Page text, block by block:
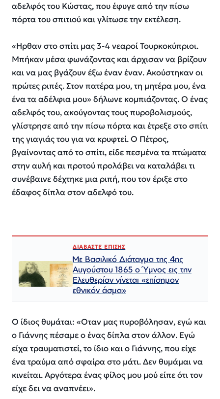
αδελφός του Κώστας, που έφυγε από την πίσω
πόρτα του σπιτιού και γλίτωσε την εκτέλεση.
«Ηρθαν στο σπίτι μας 3-4 νεαροί Τουρκοκύπριοι.
Μπήκαν μέσα φωνάζοντας και άρχισαν να βρίζουν
και να μας βγάζουν έξω έναν έναν. Ακούστηκαν οι
πρώτες ριπές. Στον πατέρα μου, τη μητέρα μου, ένα
ένα τα αδέλφια μου»δήλωνε κομπιάζοντας. Ο ένας
αδελφός του, ακούγοντας τους πυροβολισμούς,
γλίστρησε από την πίσω πόρτα και έτρεξε στο σπίτι
της γιαγιάς του για να κρυφτεί. Ο Πέτρος,
βγαίνοντας από το σπίτι, είδε πεσμένα τα πτώματα
στην αυλή και προτού προλάβει να καταλάβει τι
συνέβαινε δέχτηκε μια ριπή, που τον έριξε στο
έδαφος δίπλα στον αδελφό του.
ΔΙΑΒΑΣΤΕ ΕΠΙΣΗΣ
Με Βασιλικό Διάταγμα της 4ης
Αυγούστου 1865 ο Ύμνος εις την
Ελευθερίαν γίνεται «επίσημον
εθνικόν άσμα»
Ο ίδιος θυμάται: «Οταν μας πυροβόλησαν, εγώ και
ο Γιάννης πέσαμε ο ένας δίπλα στον άλλον. Εγώ
είχα τραυματιστεί, το ίδιο και ο Γιάννης, που είχε
ένα τραύμα από σφαίρα στο μάτι. Δεν θυμάμαι να
κινείται. Αργότερα ένας φίλος μου μού είπε ότι τον
είχε δει να αναπνέει».